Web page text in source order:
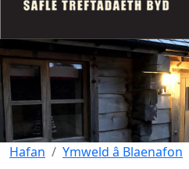
Hafan Ymweld â Blaenafon